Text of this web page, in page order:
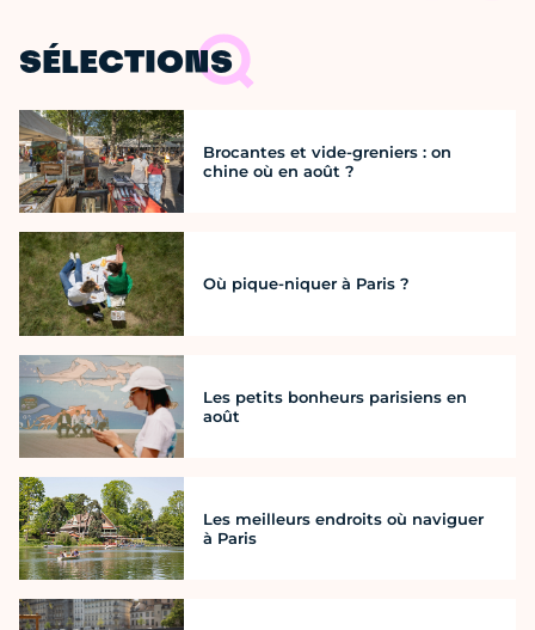
SÉLECTIONS
Brocantes et vide-greniers : on
chine où en août ?
Où pique-niquer à Paris ?
Les petits bonheurs parisiens en
août
Les meilleurs endroits où naviguer
à Paris